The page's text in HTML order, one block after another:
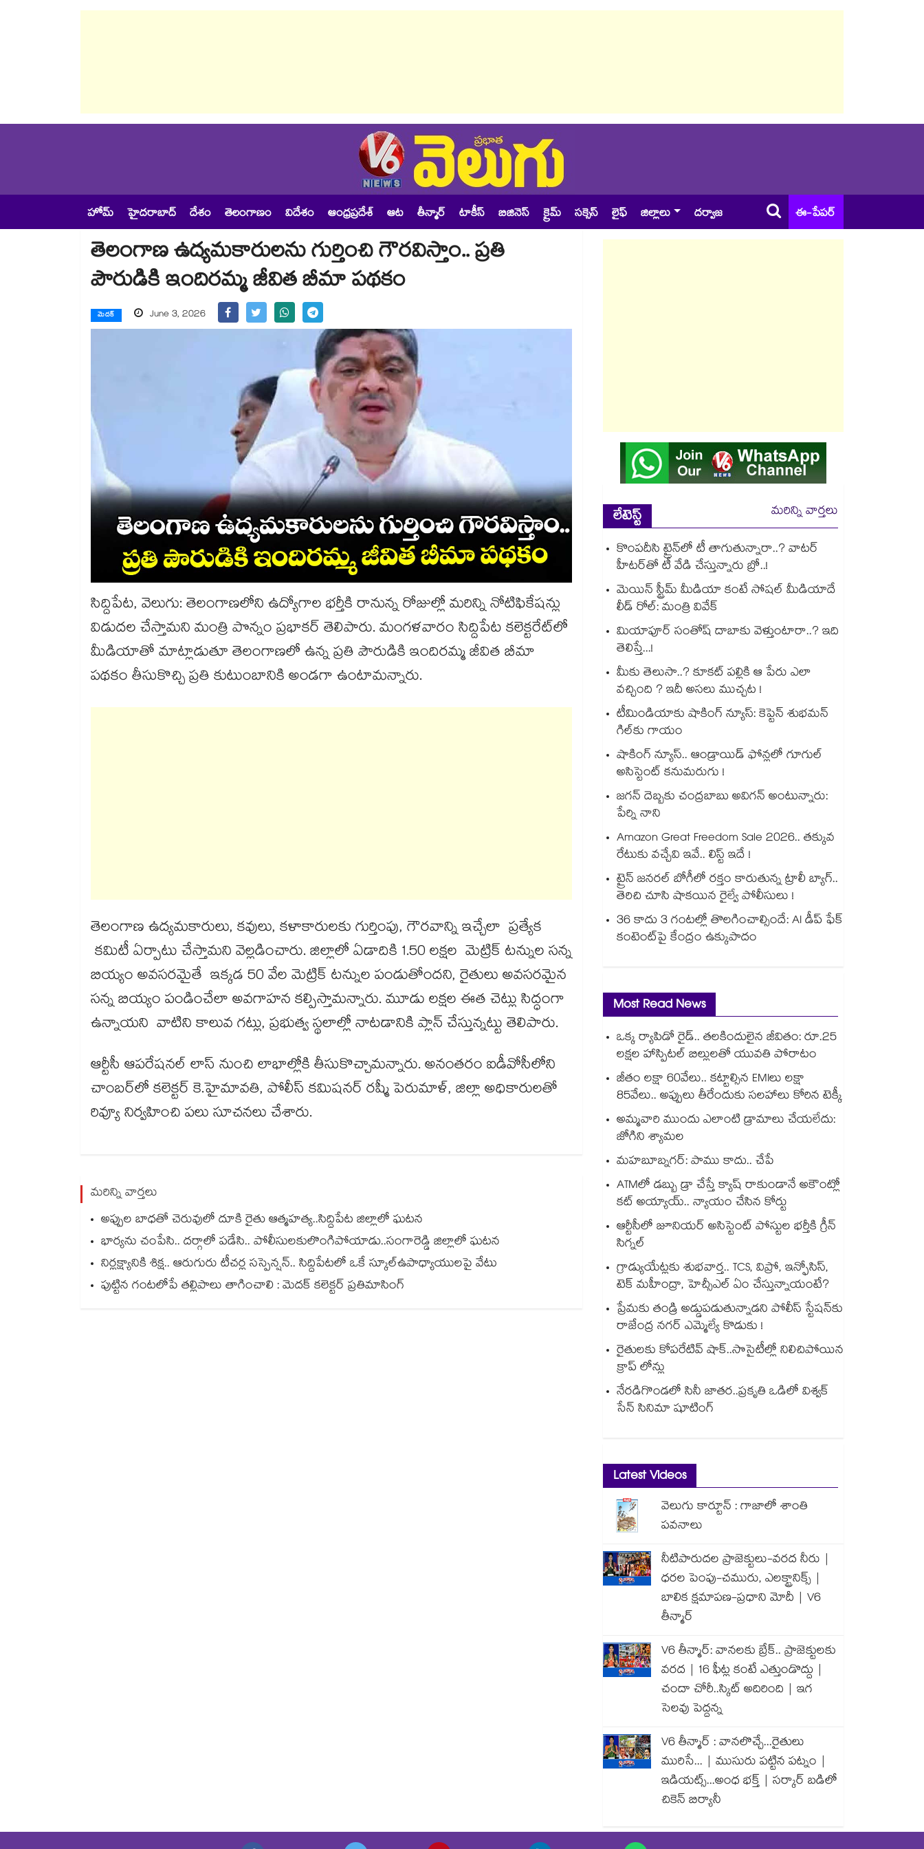
హోమ్ హైదరాబాద్ దేశం తెలంగాణం విదేశం ఆంధ్రప్రదేశ్ ఆట తీన్మార్ టాకీస్ బిజినెస్ క్రైమ్ సక్సెస్ లైఫ్ జిల్లాలు దర్వాజ ఈ-పేపర్
తెలంగాణ ఉద్యమకారులను గుర్తించి గౌరవిస్తాం.. ప్రతి
పౌరుడికి ఇందిరమ్మ జీవిత బీమా పథకం
మెదక్ June 3, 2026
సిద్దిపేట, వెలుగు: తెలంగాణలోని ఉద్యోగాల భర్తీకి రానున్న రోజుల్లో మరిన్ని నోటిఫికేషన్లు
విడుదల చేస్తామని మంత్రి పొన్నం ప్రభాకర్ తెలిపారు. మంగళవారం సిద్దిపేట కలెక్టరేట్‌‌లో
మీడియాతో మాట్లాడుతూ తెలంగాణలో ఉన్న ప్రతి పౌరుడికి ఇందిరమ్మ జీవిత బీమా
పథకం తీసుకొచ్చి ప్రతి కుటుంబానికి అండగా ఉంటామన్నారు.
తెలంగాణ ఉద్యమకారులు, కవులు, కళాకారులకు గుర్తింపు, గౌరవాన్ని ఇచ్చేలా ప్రత్యేక
కమిటీ ఏర్పాటు చేస్తామని వెల్లడించారు. జిల్లాలో ఏడాదికి 1.50 లక్షల మెట్రిక్ టన్నుల సన్న
బియ్యం అవసరమైతే ఇక్కడ 50 వేల మెట్రిక్ టన్నుల పండుతోందని, రైతులు అవసరమైన
సన్న బియ్యం పండించేలా అవగాహన కల్పిస్తామన్నారు. మూడు లక్షల ఈత చెట్లు సిద్ధంగా
ఉన్నాయని వాటిని కాలువ గట్లు, ప్రభుత్వ స్థలాల్లో నాటడానికి ప్లాన్ చేస్తున్నట్టు తెలిపారు.
ఆర్టీసీ ఆపరేషనల్ లాస్ నుంచి లాభాల్లోకి తీసుకొచ్చామన్నారు. అనంతరం ఐడీవోసీలోని
చాంబర్‌‌‌‌లో కలెక్టర్ కె.హైమావతి, పోలీస్‌‌ కమిషనర్ రష్మీ పెరుమాళ్‌‌, జిల్లా అధికారులతో
రివ్యూ నిర్వహించి పలు సూచనలు చేశారు.
మరిన్ని వార్తలు
అప్పుల బాధతో చెరువులో దూకి రైతు ఆత్మహత్య..సిద్దిపేట జిల్లాలో ఘటన
భార్యను చంపేసి.. దర్గాలో పడేసి.. పోలీసులకులొంగిపోయాడు..సంగారెడ్డి జిల్లాలో ఘటన
నిర్లక్ష్యానికి శిక్ష.. ఆరుగురు టీచర్ల సస్పెన్షన్.. సిద్దిపేటలో ఒకే స్కూల్ఉపాధ్యాయులపై వేటు
పుట్టిన గంటలోపే తల్లిపాలు తాగించాలి : మెదక్ కలెక్టర్ ప్రతిమాసింగ్
లేటెస్ట్
మరిన్ని వార్తలు
కొంపదీసి ట్రైన్⁬లో టీ తాగుతున్నారా..? వాటర్
హీటర్⁭⁭తో టీ వేడి చేస్తున్నారు బ్రో..!
మెయిన్ స్ట్రీమ్ మీడియా కంటే సోషల్ మీడియాదే
లీడ్ రోల్: మంత్రి వివేక్
మియాపూర్ సంతోష్ దాబాకు వెళ్తుంటారా..? ఇది
తెలిస్తే...!
మీకు తెలుసా..? కూకట్ పల్లికి ఆ పేరు ఎలా
వచ్చింది ? ఇదీ అసలు ముచ్చట !
టీమిండియాకు షాకింగ్ న్యూస్: కెప్టెన్ శుభమన్
గిల్‎కు గాయం
షాకింగ్ న్యూస్.. ఆండ్రాయిడ్ ఫోన్లలో గూగుల్
అసిస్టెంట్ కనుమరుగు !
జగన్ దెబ్బకు చంద్రబాబు అవిగన్ అంటున్నారు:
పేర్ని నాని
Amazon Great Freedom Sale 2026.. తక్కువ
రేటుకు వచ్చేవి ఇవే.. లిస్ట్ ఇదే !
ట్రైన్ జనరల్ బోగీలో రక్తం కారుతున్న ట్రాలీ బ్యాగ్..
తెరిచి చూసి షాకయిన రైల్వే పోలీసులు !
36 కాదు 3 గంటల్లో తొలగించాల్సిందే: AI డీప్ ఫేక్
కంటెంట్‎పై కేంద్రం ఉక్కుపాదం
Most Read News
ఒక్క ర్యాపిడో రైడ్.. తలకిందులైన జీవితం: రూ.25
లక్షల హాస్పిటల్ బిల్లులతో యువతి పోరాటం
జీతం లక్షా 60వేలు.. కట్టాల్సిన EMIలు లక్షా
85వేలు.. అప్పులు తీరేందుకు సలహాలు కోరిన టెక్కీ
అమ్మవారి ముందు ఎలాంటి డ్రామాలు చేయలేదు:
జోగిని శ్యామల
మహబూబ్నగర్: పాము కాదు.. చేపే
ATMలో డబ్బు డ్రా చేస్తే క్యాష్ రాకుండానే అకౌంట్లో
కట్ అయ్యాయ్.. న్యాయం చేసిన కోర్టు
ఆర్టీసీలో జూనియర్ అసిస్టెంట్‌‌ పోస్టుల భర్తీకి గ్రీన్‌‌
సిగ్నల్
గ్రాడ్యుయేట్లకు శుభవార్త.. TCS, విప్రో, ఇన్ఫోసిస్,
టెక్ మహీంద్రా, హెచ్సీఎల్ ఏం చేస్తున్నాయంటే?
ప్రేమకు తండ్రి అడ్డుపడుతున్నాడని పోలీస్ స్టేషన్⁪కు
రాజేంద్ర నగర్ ఎమ్మెల్యే కొడుకు !
రైతులకు కోపరేటివ్ షాక్..సొసైటీల్లో నిలిచిపోయిన
క్రాప్ లోన్లు
నేరడిగొండలో సినీ జాతర..ప్రకృతి ఒడిలో విశ్వక్
సేన్ సినిమా షూటింగ్
Latest Videos
వెలుగు కార్టూన్ : గాజాలో శాంతి
పవనాలు
నీటిపారుదల ప్రాజెక్టులు-వరద నీరు |
ధరల పెంపు-చమురు, ఎలక్ట్రానిక్స్ |
బాలిక క్షమాపణ-ప్రధాని మోదీ | V6
తీన్మార్
V6 తీన్మార్: వానలకు బ్రేక్.. ప్రాజెక్టులకు
వరద | 16 ఫీట్ల కంటే ఎత్తుండొద్దు |
చందా చోరీ..స్కిట్ అదిరింది | ఇగ
సెలవు పెద్దన్న
V6 తీన్మార్ : వానలొచ్చే...రైతులు
మురిసే... | ముసురు పట్టిన పట్నం |
ఇడియట్స్...అంధ భక్త్ | సర్కార్ బడిలో
చికెన్ బిర్యానీ